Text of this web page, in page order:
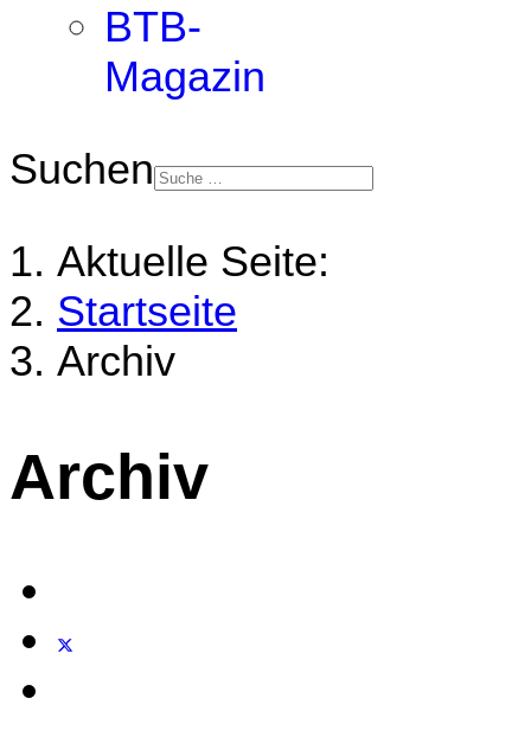
BTB-
Magazin
Suchen
Aktuelle Seite:
Startseite
Archiv
Archiv